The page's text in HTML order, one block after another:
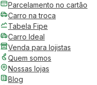
Parcelamento no cartão
Carro na troca
Tabela Fipe
Carro Ideal
Venda para lojistas
Quem somos
Nossas lojas
Blog